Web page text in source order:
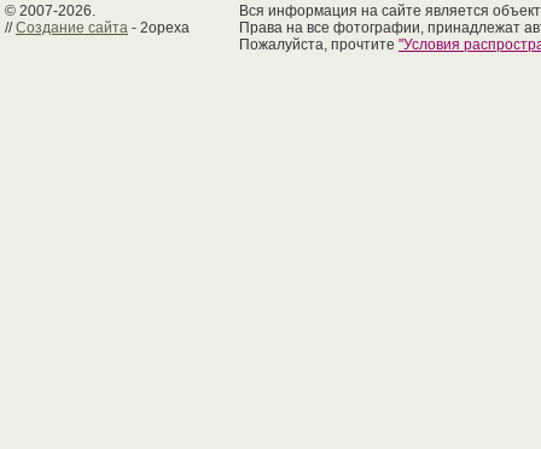
© 2007-2026.
//Создание сайта - 2opexa
Вся информация на сайте является
Права на все фотографии, принадлежат
Пожалуйста, прочтите "Условия